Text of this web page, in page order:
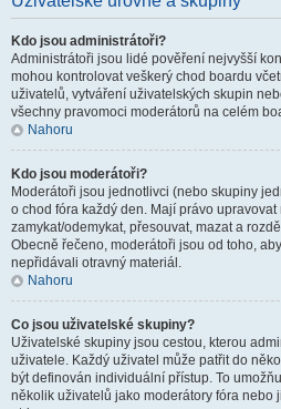
Kdo jsou administrátoři?
Administrátoři jsou lidé pověření nejvyšší
mohou kontrolovat veškerý chod boardu
uživatelů, vytváření uživatelských skupin
všechny pravomoci moderátorů na celém
Nahoru
Kdo jsou moderátoři?
Moderátoři jsou jednotlivci (nebo skupiny
o chod fóra každý den. Mají právo upravovat
zamykat/odemykat, přesouvat, mazat a
Obecně řečeno, moderátoři jsou od toho,
nepřidávali otravný materiál.
Nahoru
Co jsou uživatelské skupiny?
Uživatelské skupiny jsou cestou, kterou
uživatele. Každý uživatel může patřit do
být definován individuální přístup. To
několik uživatelů jako moderátory fóra nebo